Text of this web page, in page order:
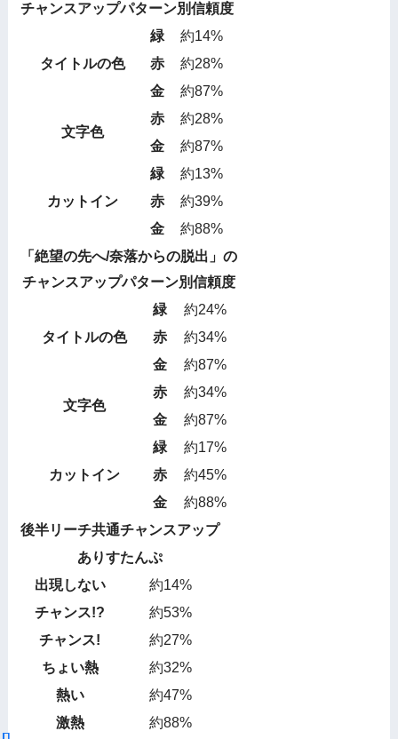
チャンスアップパターン別信頼度
タイトルの色
緑
約14%
赤
約28%
金
約87%
文字色
赤
約28%
金
約87%
カットイン
緑
約13%
赤
約39%
金
約88%
「絶望の先へ/奈落からの脱出」の
チャンスアップパターン別信頼度
タイトルの色
緑
約24%
赤
約34%
金
約87%
文字色
赤
約34%
金
約87%
カットイン
緑
約17%
赤
約45%
金
約88%
後半リーチ共通チャンスアップ
ありすたんぷ
出現しない
約14%
チャンス!?
約53%
チャンス!
約27%
ちょい熱
約32%
熱い
約47%
激熱
約88%